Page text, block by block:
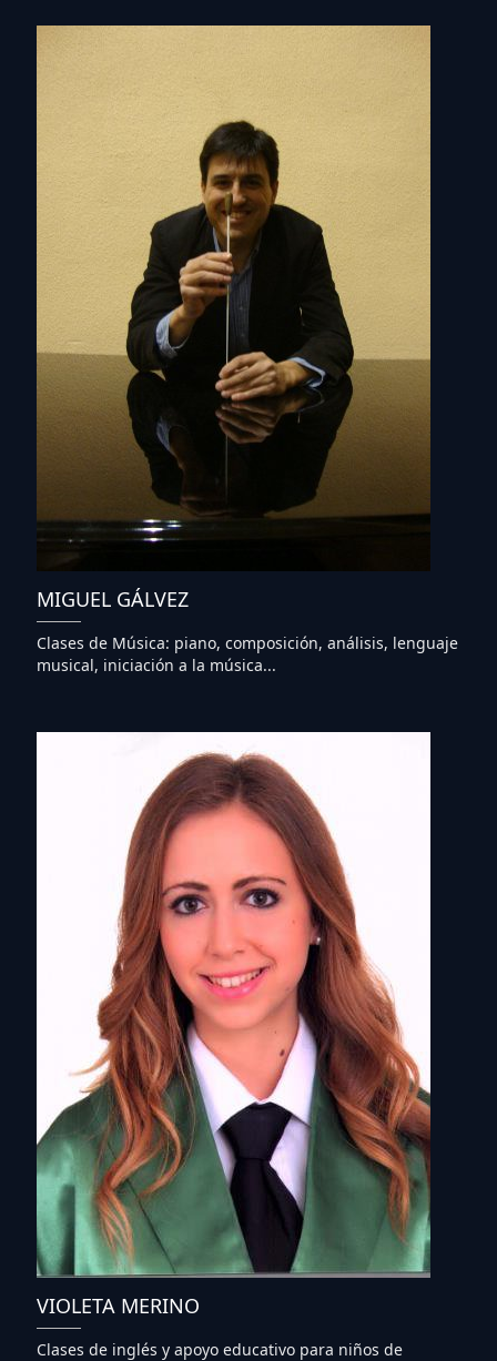
MIGUEL GÁLVEZ
Clases de Música: piano, composición, análisis, lenguaje
musical, iniciación a la música...
VIOLETA MERINO
Clases de inglés y apoyo educativo para niños de